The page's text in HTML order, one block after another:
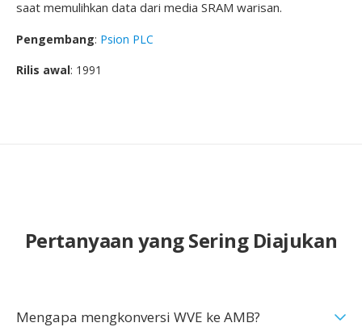
saat memulihkan data dari media SRAM warisan.
Pengembang: Psion PLC
Rilis awal: 1991
Pertanyaan yang Sering Diajukan
Mengapa mengkonversi WVE ke AMB?